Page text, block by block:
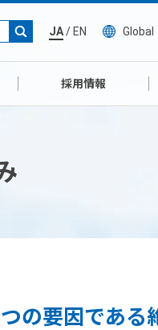
JA/ EN Global
採用情報
の要因である